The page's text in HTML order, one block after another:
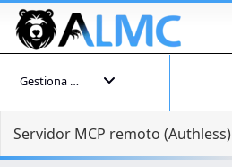
Gestiona tu cuenta
Servidor MCP remoto (Authless)